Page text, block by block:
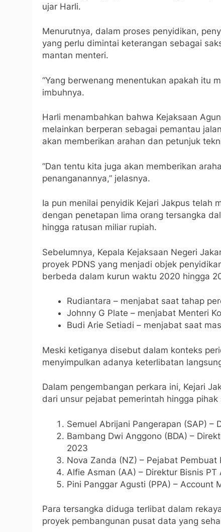
ujar Harli.
Menurutnya, dalam proses penyidikan,
yang perlu dimintai keterangan sebagai
mantan menteri.
“Yang berwenang menentukan apakah itu
imbuhnya.
Harli menambahkan bahwa Kejaksaan
melainkan berperan sebagai pemantau
akan memberikan arahan dan petunjuk
“Dan tentu kita juga akan memberikan
penanganannya,” jelasnya.
Ia pun menilai penyidik Kejari Jakpus telah
dengan penetapan lima orang tersangka
hingga ratusan miliar rupiah.
Sebelumnya, Kepala Kejaksaan Negeri
proyek PDNS yang menjadi objek
berbeda dalam kurun waktu 2020 hingga
Rudiantara – menjabat saat tahap
Johnny G Plate – menjabat Menteri
Budi Arie Setiadi – menjabat saat
Meski ketiganya disebut dalam konteks
menyimpulkan adanya keterlibatan
Dalam pengembangan perkara ini, Kejari
dari unsur pejabat pemerintah hingga pihak
Semuel Abrijani Pangerapan (SAP) –
Bambang Dwi Anggono (BDA) –
2023
Nova Zanda (NZ) – Pejabat Pembuat
Alfie Asman (AA) – Direktur Bisnis
Pini Panggar Agusti (PPA) – Account
Para tersangka diduga terlibat dalam
proyek pembangunan pusat data yang